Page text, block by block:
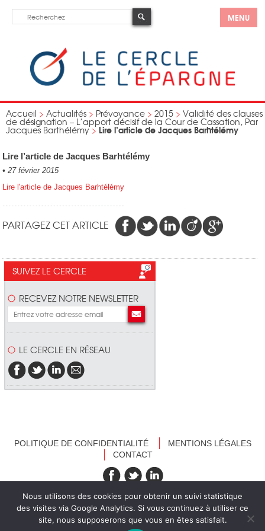
MENU
Accueil > Actualités > Prévoyance > 2015 > Validité des clauses
de désignation – L’apport décisif de la Cour de Cassation, Par
Jacques Barthélémy> Lire l’article de Jacques Barhtélémy
Lire l’article de Jacques Barhtélémy
• 27 février 2015
Lire l'article de Jacques Barhtélémy
PARTAGEZ CET ARTICLE
SUIVEZ LE CERCLE
RECEVEZ NOTRE NEWSLETTER
LE CERCLE EN RÉSEAU
POLITIQUE DE CONFIDENTIALITÉ
MENTIONS LÉGALES
CONTACT
recevez nos newsletters
Nous utilisons des cookies pour obtenir un suivi statistique
des visites via Google Analytics. Si vous continuez à utiliser ce
site, nous supposerons que vous en êtes satisfait.